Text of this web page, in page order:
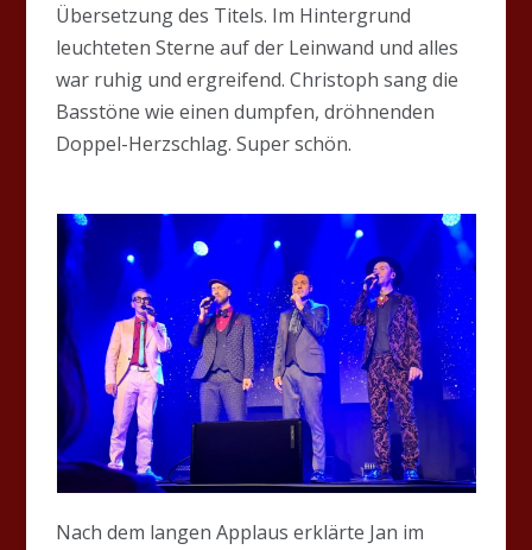
Übersetzung des Titels. Im Hintergrund
leuchteten Sterne auf der Leinwand und alles
war ruhig und ergreifend. Christoph sang die
Basstöne wie einen dumpfen, dröhnenden
Doppel-Herzschlag. Super schön.
Nach dem langen Applaus erklärte Jan im